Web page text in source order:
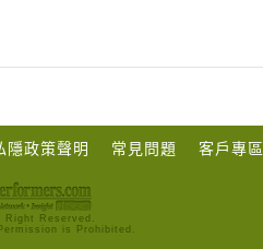
隱政策聲明 常見問題 客戶專區
Reserved.
is Prohibited.